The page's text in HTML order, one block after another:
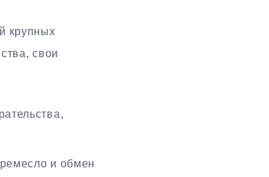
крупных
свои
и обмен